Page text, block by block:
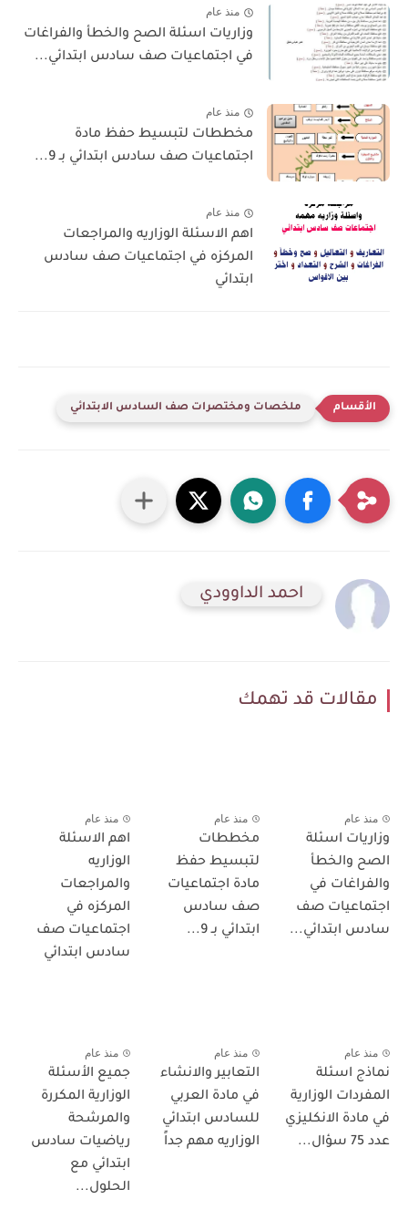
منذ عام
وزاريات اسئلة الصح والخطأ والفراغات
في اجتماعيات صف سادس ابتدائي...
منذ عام
مخططات لتبسيط حفظ مادة
اجتماعيات صف سادس ابتدائي بـ 9...
منذ عام
اهم الاسئلة الوزاريه والمراجعات
المركزه في اجتماعيات صف سادس
ابتدائي
ملخصات ومختصرات صف السادس الابتدائي
احمد الداوودي
مقالات قد تهمك
منذ عام
وزاريات اسئلة
الصح والخطأ
والفراغات في
اجتماعيات صف
سادس ابتدائي...
منذ عام
مخططات
لتبسيط حفظ
مادة اجتماعيات
صف سادس
ابتدائي بـ 9...
منذ عام
اهم الاسئلة
الوزاريه
والمراجعات
المركزه في
اجتماعيات صف
سادس ابتدائي
منذ عام
نماذج اسئلة
المفردات الوزارية
في مادة الانكليزي
عدد 75 سؤال...
منذ عام
التعابير والانشاء
في مادة العربي
للسادس ابتدائي
الوزاريه مهم جداً
منذ عام
جميع الأسئلة
الوزارية المكررة
والمرشحة
رياضيات سادس
ابتدائي مع
الحلول...